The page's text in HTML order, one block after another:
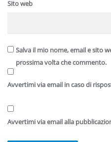
Sito web
Salva il mio nome, email e sito
prossima volta che commento.
Avvertimi via email in caso di
Avvertimi via email alla